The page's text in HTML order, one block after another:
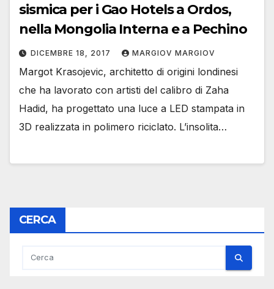
sismica per i Gao Hotels a Ordos,
nella Mongolia Interna e a Pechino
DICEMBRE 18, 2017 MARGIOV MARGIOV
Margot Krasojevic, architetto di origini londinesi
che ha lavorato con artisti del calibro di Zaha
Hadid, ha progettato una luce a LED stampata in
3D realizzata in polimero riciclato. L’insolita…
CERCA